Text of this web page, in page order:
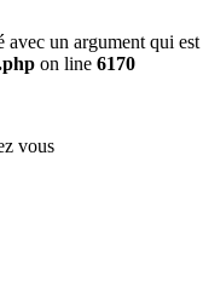
avec un argument qui est
on line 6170
vous